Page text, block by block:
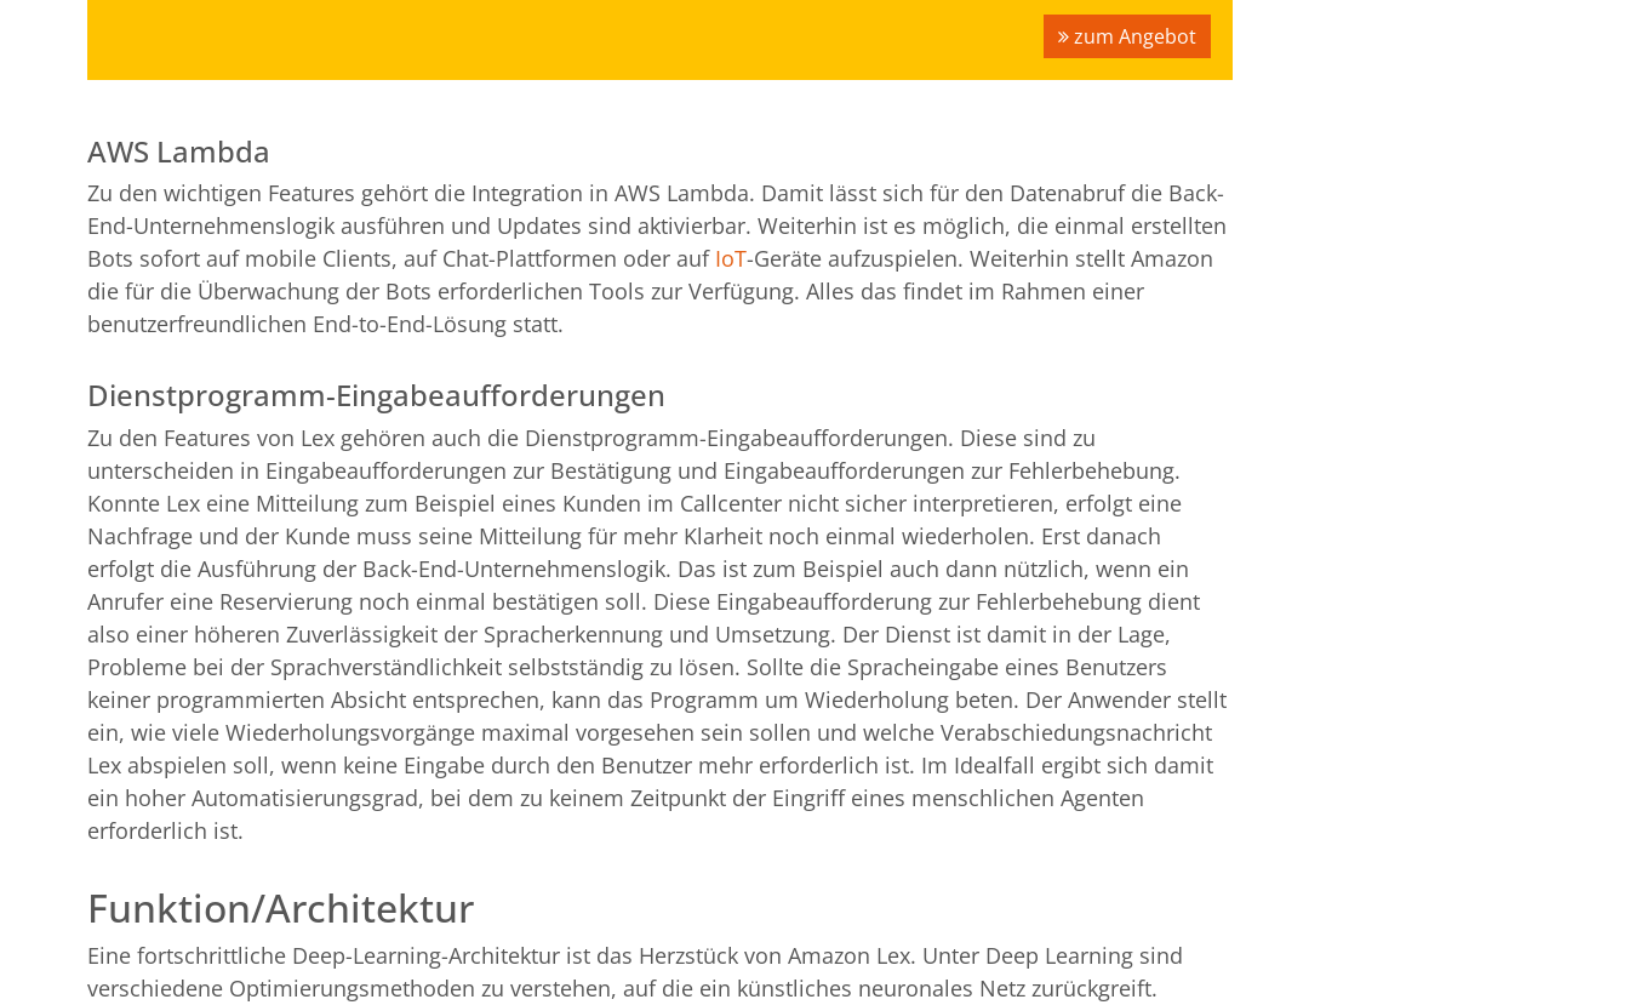
zum Angebot
AWS Lambda
Zu den wichtigen Features gehört die Integration in AWS Lambda. Damit lässt sich für den Datenabruf die Back-
End-Unternehmenslogik ausführen und Updates sind aktivierbar. Weiterhin ist es möglich, die einmal erstellten
Bots sofort auf mobile Clients, auf Chat-Plattformen oder auf IoT-Geräte aufzuspielen. Weiterhin stellt Amazon
die für die Überwachung der Bots erforderlichen Tools zur Verfügung. Alles das findet im Rahmen einer
benutzerfreundlichen End-to-End-Lösung statt.
Dienstprogramm-Eingabeaufforderungen
Zu den Features von Lex gehören auch die Dienstprogramm-Eingabeaufforderungen. Diese sind zu
unterscheiden in Eingabeaufforderungen zur Bestätigung und Eingabeaufforderungen zur Fehlerbehebung.
Konnte Lex eine Mitteilung zum Beispiel eines Kunden im Callcenter nicht sicher interpretieren, erfolgt eine
Nachfrage und der Kunde muss seine Mitteilung für mehr Klarheit noch einmal wiederholen. Erst danach
erfolgt die Ausführung der Back-End-Unternehmenslogik. Das ist zum Beispiel auch dann nützlich, wenn ein
Anrufer eine Reservierung noch einmal bestätigen soll. Diese Eingabeaufforderung zur Fehlerbehebung dient
also einer höheren Zuverlässigkeit der Spracherkennung und Umsetzung. Der Dienst ist damit in der Lage,
Probleme bei der Sprachverständlichkeit selbstständig zu lösen. Sollte die Spracheingabe eines Benutzers
keiner programmierten Absicht entsprechen, kann das Programm um Wiederholung beten. Der Anwender stellt
ein, wie viele Wiederholungsvorgänge maximal vorgesehen sein sollen und welche Verabschiedungsnachricht
Lex abspielen soll, wenn keine Eingabe durch den Benutzer mehr erforderlich ist. Im Idealfall ergibt sich damit
ein hoher Automatisierungsgrad, bei dem zu keinem Zeitpunkt der Eingriff eines menschlichen Agenten
erforderlich ist.
Funktion/Architektur
Eine fortschrittliche Deep-Learning-Architektur ist das Herzstück von Amazon Lex. Unter Deep Learning sind
verschiedene Optimierungsmethoden zu verstehen, auf die ein künstliches neuronales Netz zurückgreift.